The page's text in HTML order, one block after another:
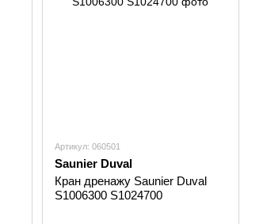
Артикул: 060501
Saunier Duval
Кран дренажу Saunier Duval
S1006300 S1024700